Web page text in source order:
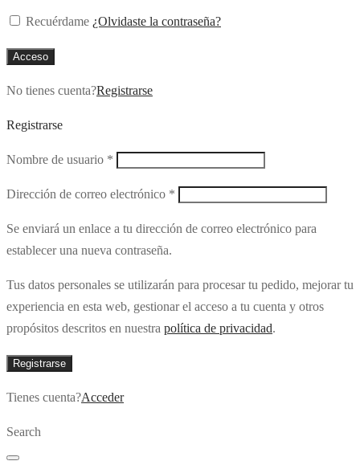
Recuérdame ¿Olvidaste la contraseña?
Acceso
No tienes cuenta?Registrarse
Registrarse
Nombre de usuario *
Dirección de correo electrónico *
Se enviará un enlace a tu dirección de correo electrónico para
establecer una nueva contraseña.
Tus datos personales se utilizarán para procesar tu pedido, mejorar tu
experiencia en esta web, gestionar el acceso a tu cuenta y otros
propósitos descritos en nuestra política de privacidad.
Registrarse
Tienes cuenta?Acceder
Search